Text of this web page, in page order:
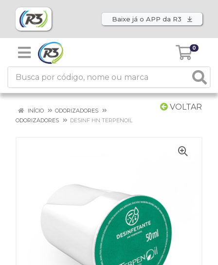
Baixe já o APP da R3
0
VOLTAR
INÍCIO
ODORIZADORES
ODORIZADORES
DESINF HN TERPENOIL